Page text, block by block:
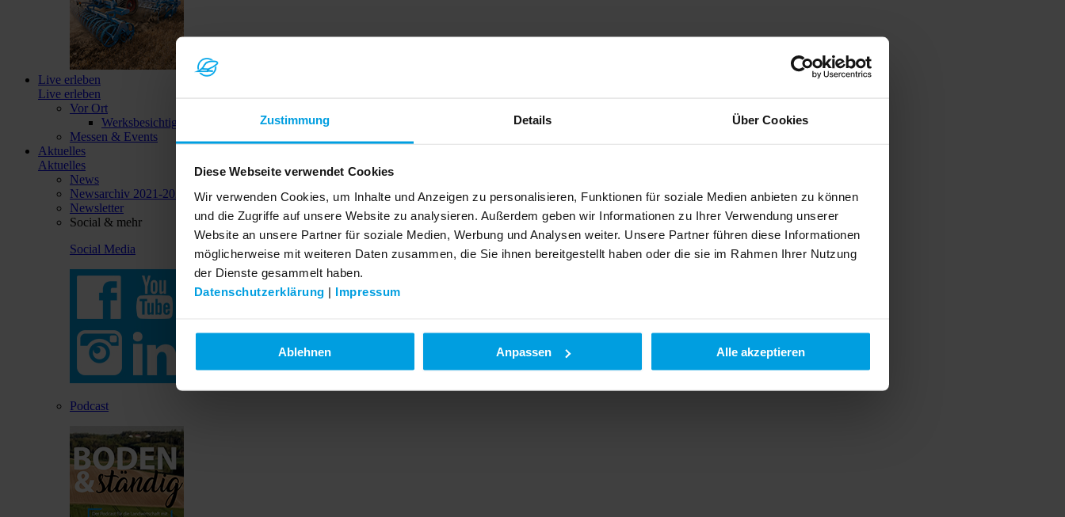
Zustimmung Details Über Cookies
Diese Webseite verwendet Cookies
Wir verwenden Cookies, um Inhalte und Anzeigen zu personalisieren, Funktionen für soziale Medien anbieten zu können
und die Zugriffe auf unsere Website zu analysieren. Außerdem geben wir Informationen zu Ihrer Verwendung unserer
Website an unsere Partner für soziale Medien, Werbung und Analysen weiter. Unsere Partner führen diese Informationen
möglicherweise mit weiteren Daten zusammen, die Sie ihnen bereitgestellt haben oder die sie im Rahmen Ihrer Nutzung
der Dienste gesammelt haben.
Datenschutzerklärung | Impressum
Ablehnen Anpassen Alle akzeptieren
Live erleben
Live erleben
Vor Ort
Werksbesichtigungen
Messen & Events
Aktuelles
Aktuelles
News
Newsarchiv 2021-2023
Newsletter
Social & mehr
Social Media
Podcast